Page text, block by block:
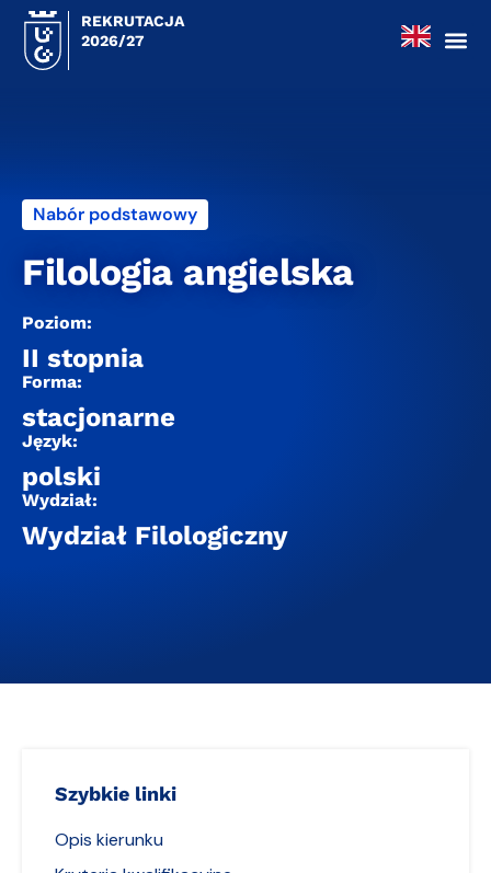
REKRUTACJA
2026/27
Nabór podstawowy
Filologia angielska
Poziom:
II stopnia
Forma:
stacjonarne
Język:
polski
Wydział:
Wydział Filologiczny
Szybkie linki
Opis kierunku